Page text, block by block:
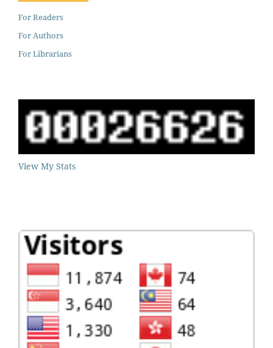
For Readers
For Authors
For Librarians
View My Stats